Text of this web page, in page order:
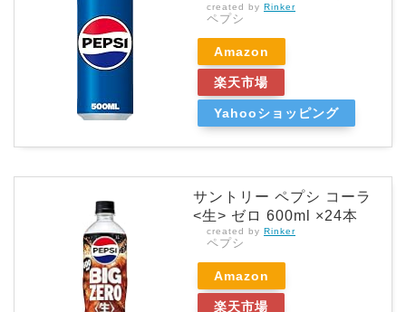
created by Rinker
ペプシ
Amazon
楽天市場
Yahooショッピング
サントリー ペプシ コーラ
<生> ゼロ 600ml ×24本
created by Rinker
ペプシ
Amazon
楽天市場